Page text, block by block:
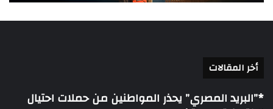
أخر المقالات
*”البريد المصري” يحذر المواطنين من حملات احتيال